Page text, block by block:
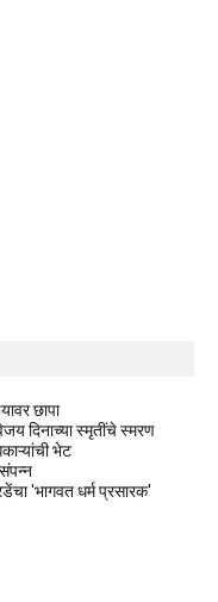
छापा
दिनाच्या स्मृतींचे स्मरण
भेट
संपन्न
'भागवत धर्म प्रसारक'